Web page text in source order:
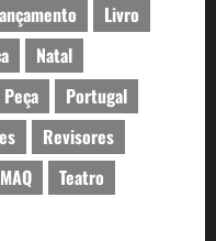
Livro
Natal
Peça
Portugal
Revisores
Teatro